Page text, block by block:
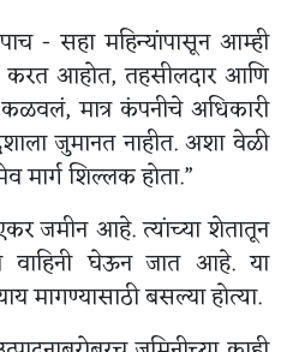
- सहा महिन्यांपासून आम्ही
करत आहोत, तहसीलदार आणि
कळवलं, मात्र कंपनीचे अधिकारी
जुमानत नाहीत. अशा वेळी
शिल्लक होता.”
जमीन आहे. त्यांच्या शेतातून
वाहिनी घेऊन जात आहे. या
मागण्यासाठी बसल्या होत्या.